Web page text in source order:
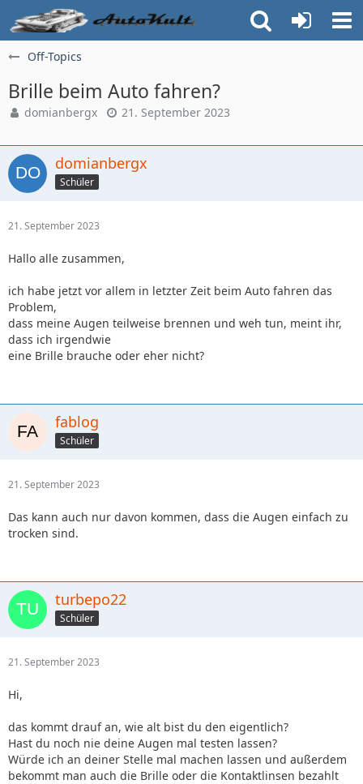
Off-Topics
Brille beim Auto fahren?
domianbergx 21. September 2023
domianbergx
Schüler
21. September 2023
Hallo alle zusammen,
ich habe jetzt vor allem in letzter Zeit beim Auto fahren das
Problem,
dass meine Augen teilweise brennen und weh tun, meint ihr,
dass ich irgendwie
eine Brille brauche oder eher nicht?
fablog
Schüler
21. September 2023
Das kann auch nur davon kommen, dass die Augen einfach zu
trocken sind.
turbepo22
Schüler
21. September 2023
Hi,
das kommt drauf an, wie alt bist du den eigentlich?
Hast du noch nie deine Augen mal testen lassen?
Würde ich an deiner Stelle mal machen lassen und außerdem
bekommt man auch die Brille oder die Kontaktlinsen bezahlt